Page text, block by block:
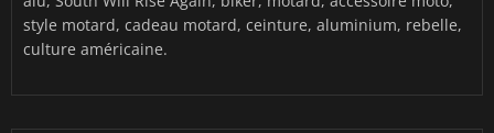
style motard, cadeau motard, ceinture, aluminium, rebelle,
culture américaine.